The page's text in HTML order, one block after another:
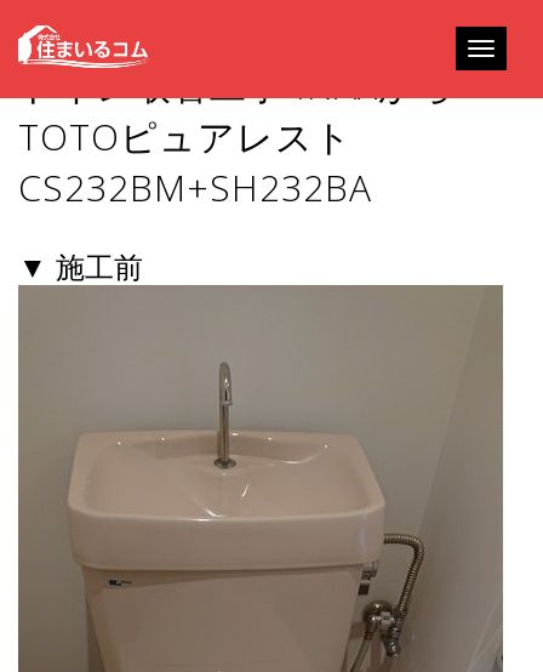
Toggle
トイレ取替工事 INAXから
TOTOピュアレスト
CS232BM+SH232BA
▼ 施工前